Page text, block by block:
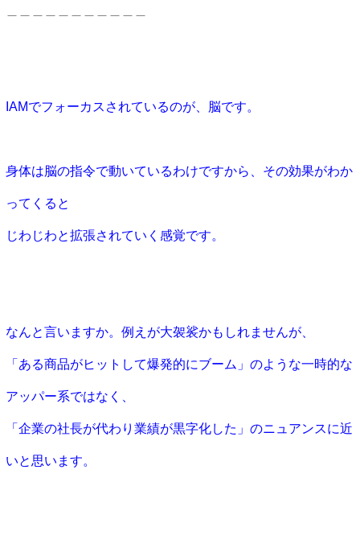
IAMでフォーカスされているのが、脳です。
身体は脳の指令で動いているわけですから、その効果がわか
ってくると
じわじわと拡張されていく感覚です。
なんと言いますか。例えが大袈裟かもしれませんが、
「ある商品がヒットして爆発的にブーム」のような一時的な
アッパー系ではなく、
「企業の社長が代わり業績が黒字化した」のニュアンスに近
いと思います。